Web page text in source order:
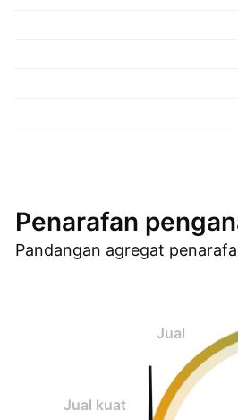
Penarafan
Pandangan agregat
Jual
Jual kuat